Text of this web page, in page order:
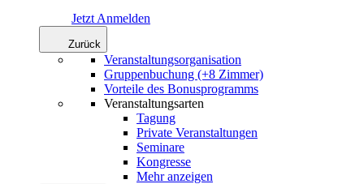
Jetzt Anmelden
Zurück
Veranstaltungsorganisation
Gruppenbuchung (+8 Zimmer)
Vorteile des Bonusprogramms
Veranstaltungsarten
Tagung
Private Veranstaltungen
Seminare
Kongresse
Mehr anzeigen